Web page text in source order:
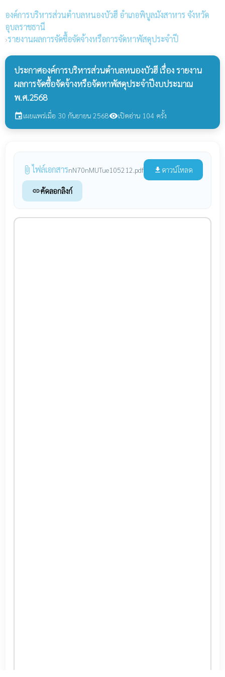
องค์การบริหารส่วนตำบลหนองบัวฮี อำเภอพิบูลมังสาหาร จังหวัด
อุบลราชธานี
›รายงานผลการจัดซื้อจัดจ้างหรือการจัดหาพัสดุประจำปี
ประกาศองค์การบริหารส่วนตำบลหนองบัวฮี เรื่อง รายงาน
ผลการจัดซื้อจัดจ้างหรือจัดหาพัสดุประจำปีงบประมาณ
พ.ศ.2568
eventเผยแพร่เมื่อ 30 กันยายน 2568visibilityเปิดอ่าน 104 ครั้ง
attach_file ไฟล์เอกสารnN70nMUTue105212.pdf file_download ดาวน์โหลด
linkคัดลอกลิงก์